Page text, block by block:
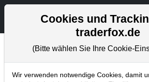
Chartanalysen
Home Blog Chartanalysen
Cookies und
traderfox.de
(Bitte wählen Sie Ihre Cookie-
Wir verwenden notwendige Cookies, damit